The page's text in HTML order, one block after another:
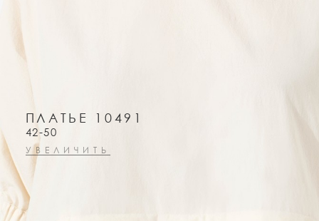
ПЛАТЬЕ 10491
42-50
УВЕЛИЧИТЬ